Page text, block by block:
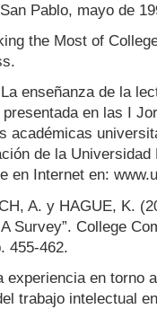
Pablo, mayo de
the Most of
enseñanza de la
en las I
académicas
de la
en Internet en:
A. y HAGUE, K.
Survey”. College
455-462.
experiencia en torno
trabajo intelectual